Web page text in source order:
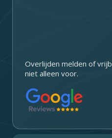
Overlijden melden of
niet alleen voor.